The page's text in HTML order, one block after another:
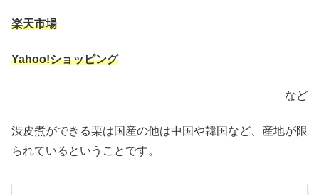
楽天市場
Yahoo!ショッピング
など
渋皮煮ができる栗は国産の他は中国や韓国など、産地が限
られているということです。